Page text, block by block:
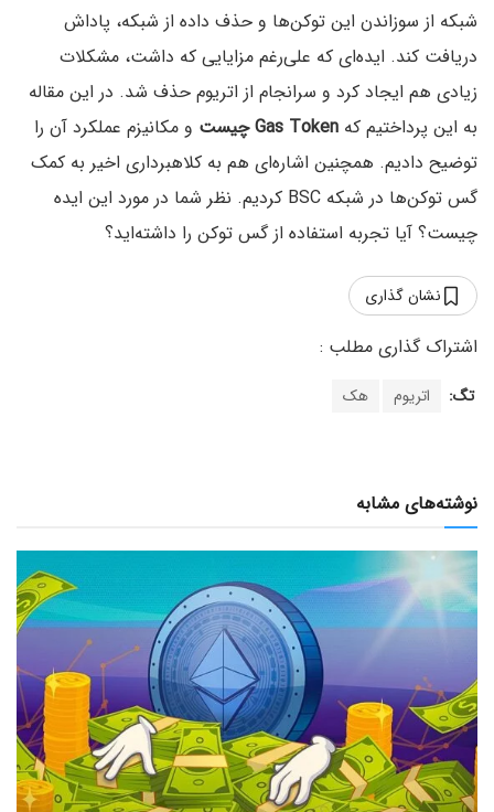
شبکه از سوزاندن این توکن‌ها و حذف داده از شبکه،‌ پاداش
دریافت کند. ایده‌ای که علی‌رغم مزایایی که داشت،‌ مشکلات
زیادی هم ایجاد کرد و سرانجام از اتریوم حذف شد. در این مقاله
به این پرداختیم که Gas Token چیست
و مکانیزم عملکرد آن را
توضیح دادیم. همچنین اشاره‌ای هم به کلاهبرداری اخیر به کمک
گس‌ توکن‌ها در شبکه BSC کردیم. نظر شما در مورد این ایده
چیست؟ آیا تجربه استفاده از گس توکن را داشته‌اید؟
نشان گذاری
تگ: اتریوم هک
نوشته‌های مشابه